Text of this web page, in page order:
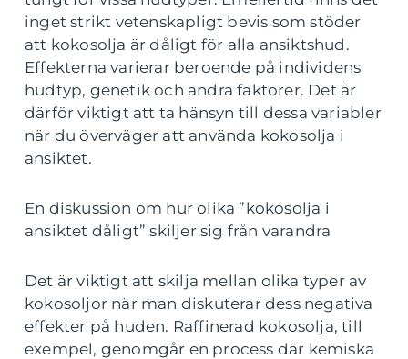
inget strikt vetenskapligt bevis som stöder
att kokosolja är dåligt för alla ansiktshud.
Effekterna varierar beroende på individens
hudtyp, genetik och andra faktorer. Det är
därför viktigt att ta hänsyn till dessa variabler
när du överväger att använda kokosolja i
ansiktet.
En diskussion om hur olika ”kokosolja i
ansiktet dåligt” skiljer sig från varandra
Det är viktigt att skilja mellan olika typer av
kokosoljor när man diskuterar dess negativa
effekter på huden. Raffinerad kokosolja, till
exempel, genomgår en process där kemiska